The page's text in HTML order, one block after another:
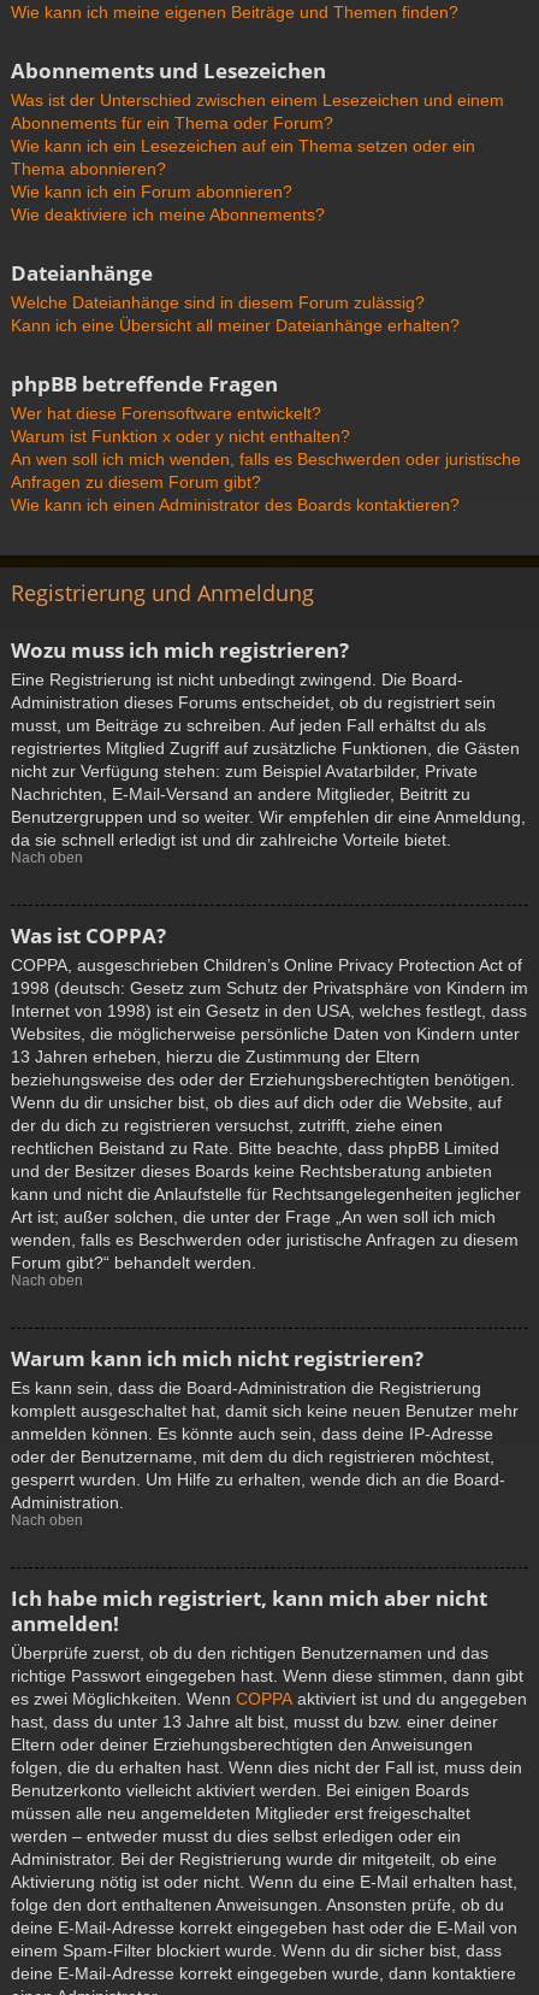
Wie kann ich meine eigenen Beiträge und Themen finden?
Abonnements und Lesezeichen
Was ist der Unterschied zwischen einem Lesezeichen und einem
Abonnements für ein Thema oder Forum?
Wie kann ich ein Lesezeichen auf ein Thema setzen oder ein
Thema abonnieren?
Wie kann ich ein Forum abonnieren?
Wie deaktiviere ich meine Abonnements?
Dateianhänge
Welche Dateianhänge sind in diesem Forum zulässig?
Kann ich eine Übersicht all meiner Dateianhänge erhalten?
phpBB betreffende Fragen
Wer hat diese Forensoftware entwickelt?
Warum ist Funktion x oder y nicht enthalten?
An wen soll ich mich wenden, falls es Beschwerden oder juristische
Anfragen zu diesem Forum gibt?
Wie kann ich einen Administrator des Boards kontaktieren?
Registrierung und Anmeldung
Wozu muss ich mich registrieren?
Eine Registrierung ist nicht unbedingt zwingend. Die Board-
Administration dieses Forums entscheidet, ob du registriert sein
musst, um Beiträge zu schreiben. Auf jeden Fall erhältst du als
registriertes Mitglied Zugriff auf zusätzliche Funktionen, die Gästen
nicht zur Verfügung stehen: zum Beispiel Avatarbilder, Private
Nachrichten, E-Mail-Versand an andere Mitglieder, Beitritt zu
Benutzergruppen und so weiter. Wir empfehlen dir eine Anmeldung,
da sie schnell erledigt ist und dir zahlreiche Vorteile bietet.
Nach oben
Was ist COPPA?
COPPA, ausgeschrieben Children’s Online Privacy Protection Act of
1998 (deutsch: Gesetz zum Schutz der Privatsphäre von Kindern im
Internet von 1998) ist ein Gesetz in den USA, welches festlegt, dass
Websites, die möglicherweise persönliche Daten von Kindern unter
13 Jahren erheben, hierzu die Zustimmung der Eltern
beziehungsweise des oder der Erziehungsberechtigten benötigen.
Wenn du dir unsicher bist, ob dies auf dich oder die Website, auf
der du dich zu registrieren versuchst, zutrifft, ziehe einen
rechtlichen Beistand zu Rate. Bitte beachte, dass phpBB Limited
und der Besitzer dieses Boards keine Rechtsberatung anbieten
kann und nicht die Anlaufstelle für Rechtsangelegenheiten jeglicher
Art ist; außer solchen, die unter der Frage „An wen soll ich mich
wenden, falls es Beschwerden oder juristische Anfragen zu diesem
Forum gibt?“ behandelt werden.
Nach oben
Warum kann ich mich nicht registrieren?
Es kann sein, dass die Board-Administration die Registrierung
komplett ausgeschaltet hat, damit sich keine neuen Benutzer mehr
anmelden können. Es könnte auch sein, dass deine IP-Adresse
oder der Benutzername, mit dem du dich registrieren möchtest,
gesperrt wurden. Um Hilfe zu erhalten, wende dich an die Board-
Administration.
Nach oben
Ich habe mich registriert, kann mich aber nicht
anmelden!
Überprüfe zuerst, ob du den richtigen Benutzernamen und das
richtige Passwort eingegeben hast. Wenn diese stimmen, dann gibt
es zwei Möglichkeiten. Wenn COPPA aktiviert ist und du angegeben
hast, dass du unter 13 Jahre alt bist, musst du bzw. einer deiner
Eltern oder deiner Erziehungsberechtigten den Anweisungen
folgen, die du erhalten hast. Wenn dies nicht der Fall ist, muss dein
Benutzerkonto vielleicht aktiviert werden. Bei einigen Boards
müssen alle neu angemeldeten Mitglieder erst freigeschaltet
werden – entweder musst du dies selbst erledigen oder ein
Administrator. Bei der Registrierung wurde dir mitgeteilt, ob eine
Aktivierung nötig ist oder nicht. Wenn du eine E-Mail erhalten hast,
folge den dort enthaltenen Anweisungen. Ansonsten prüfe, ob du
deine E-Mail-Adresse korrekt eingegeben hast oder die E-Mail von
einem Spam-Filter blockiert wurde. Wenn du dir sicher bist, dass
deine E-Mail-Adresse korrekt eingegeben wurde, dann kontaktiere